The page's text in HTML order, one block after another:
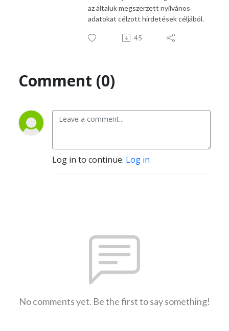
az általuk megszerzett nyilvános
adatokat célzott hirdetések céljából.
45
Comment (0)
Log in to continue. Log in
No comments yet. Be the first to say something!